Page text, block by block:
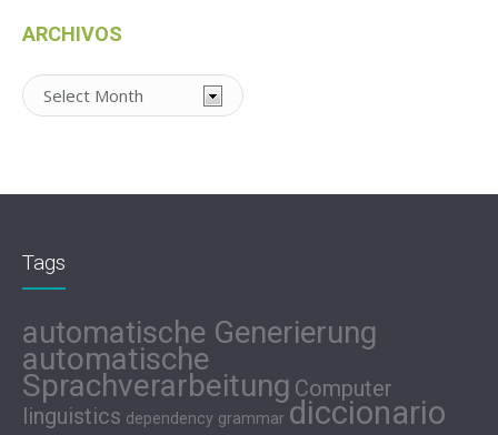
ARCHIVOS
Archivos
Tags
automatische Generierung
automatische
Sprachverarbeitung Computer
linguistics dependency grammar diccionario